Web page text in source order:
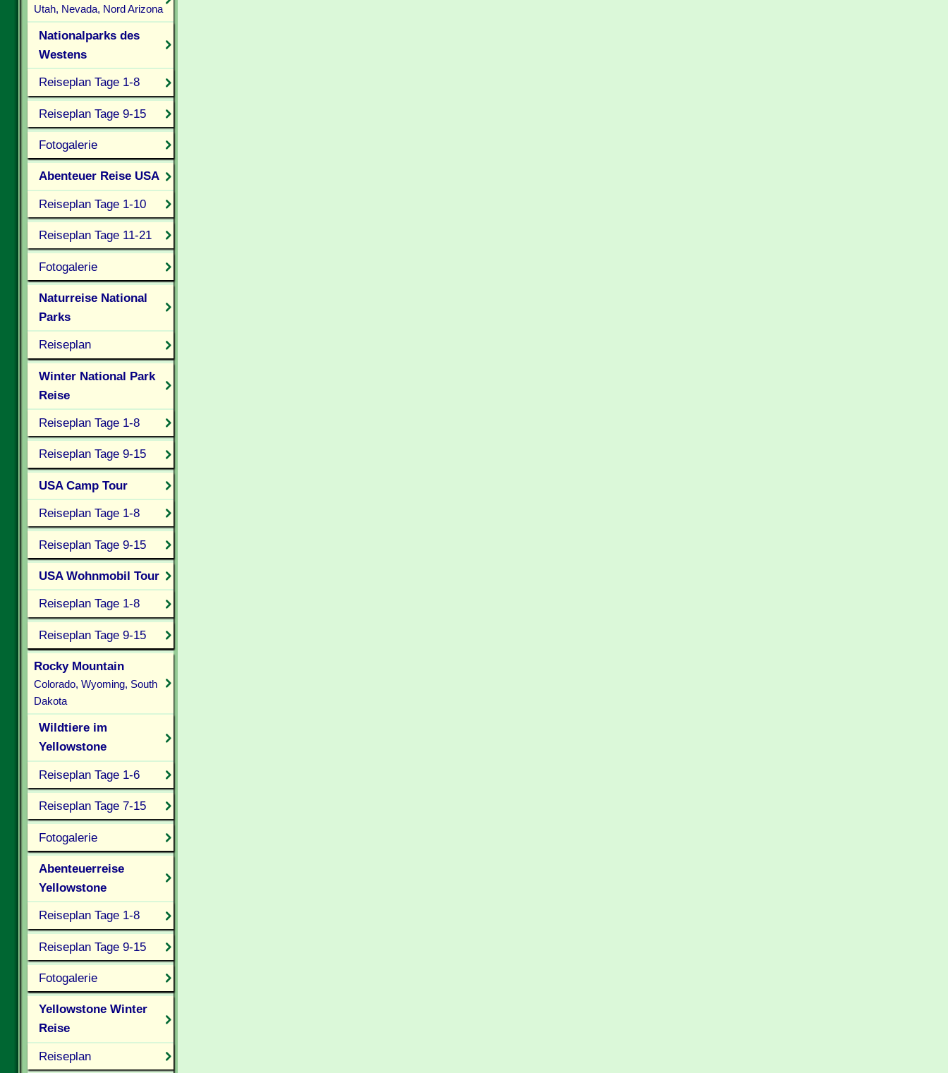
Utah, Nevada, Nord Arizona
Nationalparks des
Westens
Reiseplan Tage 1-8
Reiseplan Tage 9-15
Fotogalerie
Abenteuer Reise USA
Reiseplan Tage 1-10
Reiseplan Tage 11-21
Fotogalerie
Naturreise National
Parks
Reiseplan
Winter National Park
Reise
Reiseplan Tage 1-8
Reiseplan Tage 9-15
USA Camp Tour
Reiseplan Tage 1-8
Reiseplan Tage 9-15
USA Wohnmobil Tour
Reiseplan Tage 1-8
Reiseplan Tage 9-15
Rocky Mountain
Colorado, Wyoming, South
Dakota
Wildtiere im
Yellowstone
Reiseplan Tage 1-6
Reiseplan Tage 7-15
Fotogalerie
Abenteuerreise
Yellowstone
Reiseplan Tage 1-8
Reiseplan Tage 9-15
Fotogalerie
Yellowstone Winter
Reise
Reiseplan